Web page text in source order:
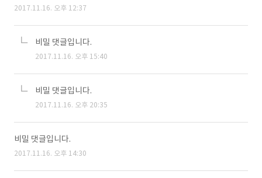
2017.11.16. 오후 12:37
비밀 댓글입니다.
2017.11.16. 오후 15:40
비밀 댓글입니다.
2017.11.16. 오후 20:35
비밀 댓글입니다.
2017.11.16. 오후 14:30